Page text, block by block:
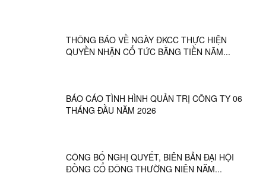
THÔNG BÁO VỀ NGÀY ĐKCC THỰC HIỆN
QUYỀN NHẬN CỔ TỨC BẰNG TIỀN NĂM...
BÁO CÁO TÌNH HÌNH QUẢN TRỊ CÔNG TY 06
THÁNG ĐẦU NĂM 2026
CÔNG BỐ NGHỊ QUYẾT, BIÊN BẢN ĐẠI HỘI
ĐỒNG CỔ ĐÔNG THƯỜNG NIÊN NĂM...